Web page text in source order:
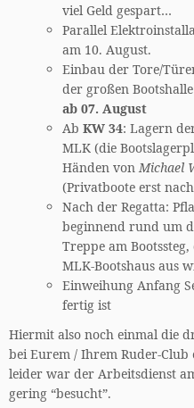
viel Geld gespart…
Parallel
am 10. August.
Einbau der Tore/
der großen
ab 07. August
Ab KW 34: Lagern
MLK (die
Händen vonMichael
(Privatboote erst
Nach der Regatta:
beginnend rund um
Treppe am
MLK-Bootshaus aus
Einweihung Anfang
fertig ist
Hiermit also noch einmal die
bei Eurem / Ihrem Ruder-Club
leider war der Arbeitsdienst
gering “besucht”.